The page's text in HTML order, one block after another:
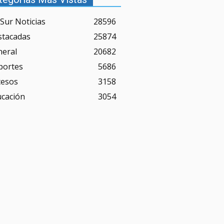
Noticias
28596
25874
20682
5686
3158
3054